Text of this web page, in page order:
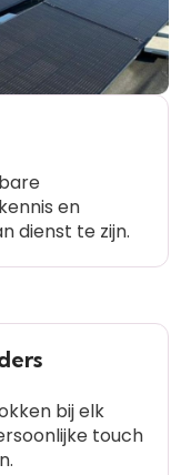
en
dienst te zijn.
bij elk
touch